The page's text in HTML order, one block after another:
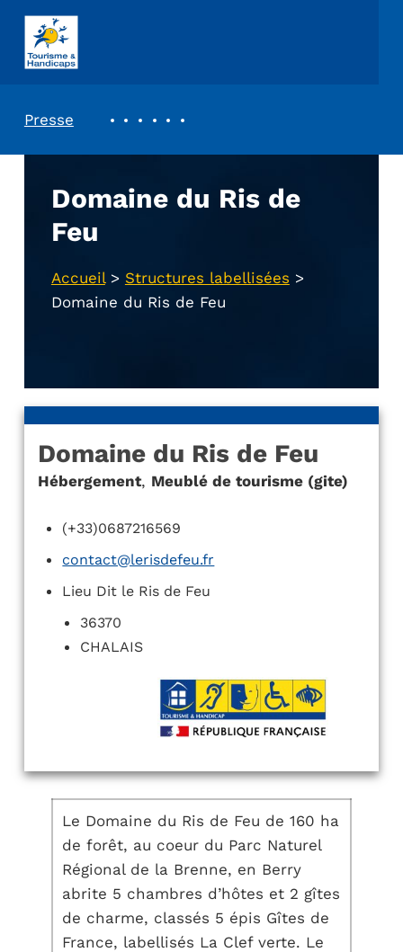
ASSOCIATION TOURISME ET HANDICAPS
Presse
Domaine du Ris de
Feu
Accueil> Structures labellisées >
Domaine du Ris de Feu
Domaine du Ris de Feu
Hébergement, Meublé de tourisme (gite)
(+33)0687216569
contact@lerisdefeu.fr
Lieu Dit le Ris de Feu
36370
CHALAIS
Le Domaine du Ris de Feu de 160 ha
de forêt, au coeur du Parc Naturel
Régional de la Brenne, en Berry
abrite 5 chambres d’hôtes et 2 gîtes
de charme, classés 5 épis Gîtes de
France, labellisés La Clef verte. Le